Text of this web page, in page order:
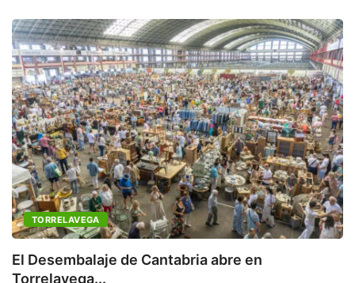
TORRELAVEGA
El Desembalaje de Cantabria abre en
Torrelavega...